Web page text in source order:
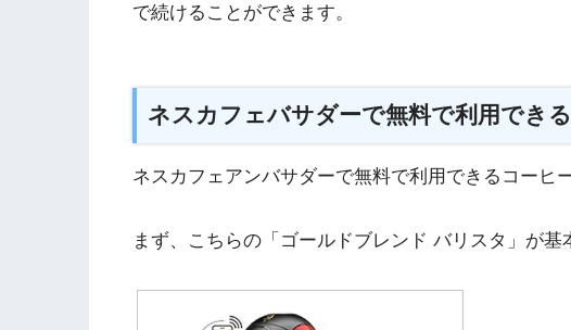
で続けることができます。
ネスカフェバサダーで無料で利用でき
ネスカフェアンバサダーで無料で利用できるコーヒ
まず、こちらの「ゴールドブレンド バリスタ」が基